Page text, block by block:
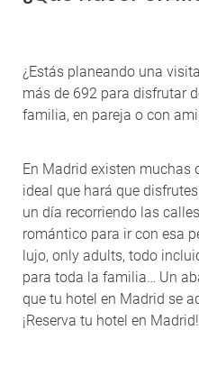
¿Estás planeando una visita
más de 692 para disfrutar
familia, en pareja o con
En Madrid existen muchas
ideal que hará que
un día recorriendo las
romántico para ir con esa
lujo, only adults, todo
para toda la familia… Un
que tu hotel en Madrid se
¡Reserva tu hotel en Madrid!